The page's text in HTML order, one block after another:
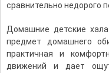
сравнительно недорого
Домашние детские
предмет домашнего
практичная и
движений и дает